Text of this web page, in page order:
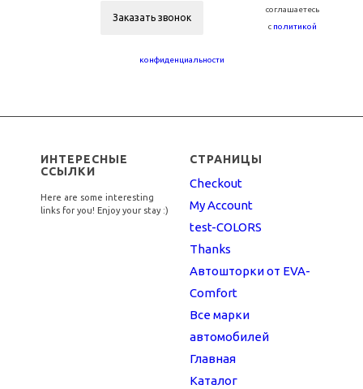
соглашаетесь
с политикой
конфиденциальности
ИНТЕРЕСНЫЕ
ССЫЛКИ
Here are some interesting
links for you! Enjoy your stay :)
СТРАНИЦЫ
Checkout
My Account
test-COLORS
Thanks
Автошторки от EVA-
Comfort
Все марки
автомобилей
Главная
Каталог